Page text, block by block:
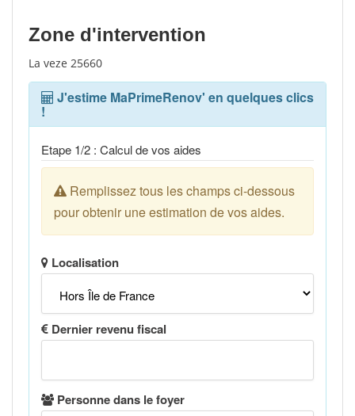
Zone d'intervention
La veze 25660